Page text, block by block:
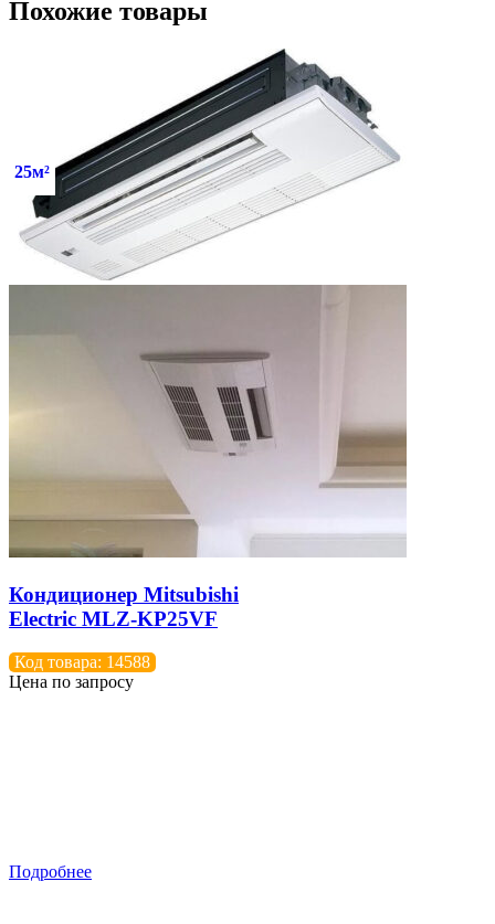
Похожие товары
25м²
Кондиционер Mitsubishi
Electric MLZ-KP25VF
Код товара: 14588
Цена по запросу
Подробнее